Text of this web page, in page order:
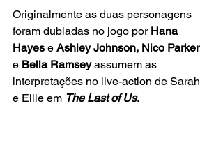
Originalmente as duas personagens
foram dubladas no jogo por Hana
Hayes e Ashley Johnson, Nico Parker
e Bella Ramsey assumem as
interpretações no live-action de Sarah
e Ellie em The Last of Us.